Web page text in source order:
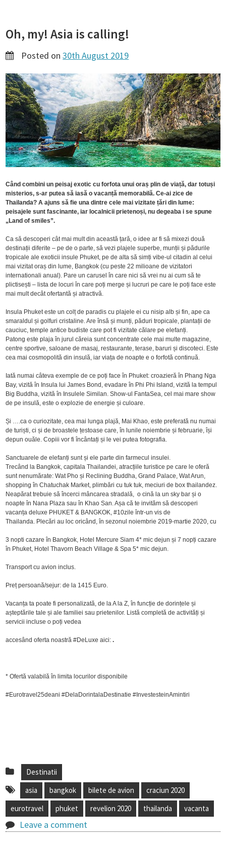
Oh, my! Asia is calling!
Posted on30th August 2019
Când combini un peisaj exotic cu forfota unui oraș plin de viață, dar totuși
misterios, s-ar putea să iasă o vacanță memorabilă. Ce-ai zice de
Thailanda? A ajuns să fie una dintre cele mai vizitate țări din lume:
peisajele sunt fascinante, iar localnicii prietenoși, nu degeaba i se spune
„Land of smiles”.
Ca să descoperi cât mai mult din această țară, o idee ar fi să mixezi două
destinații diferite – pe de o parte, să vezi plajele superbe, munții și pădurile
tropicale ale exoticii insule Phuket, pe de alta să simți vibe-ul citadin al celui
mai vizitat oraș din lume, Bangkok (cu peste 22 milioane de vizitatori
internationali anual). Pare un carusel în care nici să vrei nu ai cum să te
plictisești – lista de locuri în care poți merge și lucruri pe care le poți face este
mai mult decât ofertantă și atractivă.
Insula Phuket este un colț de paradis cu plajele ei cu nisip alb și fin, ape ca
smaraldul și golfuri cristaline. Are însă și munți, păduri tropicale, plantații de
cauciuc, temple antice budiste care pot fi vizitate călare pe elefanți.
Patong este plaja în jurul căreia sunt concentrate cele mai multe magazine,
centre sportive, saloane de masaj, restaurante, terase, baruri și discoteci. Este
cea mai cosmopolită din insulă, iar viața de noapte e o forfotă continuă.
Iată numai câteva exemple de ce poți face în Phuket: croazieră în Phang Nga
Bay, vizită în Insula lui James Bond, evadare în Phi Phi Island, vizită la tempul
Big Buddha, vizită în Insulele Similan. Show-ul FantaSea, cel mai mare show
de pe insulă, este o explozie de energie și culoare.
Și ….ca o curiozitate, cea mai lunga plajă, Mai Khao, este preferată nu numai
de turiști, ci și de broastele țestoase care, în lunile noiembrie și februarie, își
depun ouăle. Copiii vor fi încântați și le vei putea fotografia.
Sanctuarele de elefanți sunt și ele parte din farmecul insulei.
Trecând la Bangkok, capitala Thailandei, atracțiile turistice pe care le oferă
sunt nenumărate: Wat Pho și Reclining Buddha, Grand Palace, Wat Arun,
shopping în Chatuchak Market, plimbări cu tuk tuk, meciuri de box thailandez.
Neapărat trebuie să încerci mâncarea stradală, o cină la un sky bar și o
noapte în Nana Plaza sau în Khao San. Așa că te invităm să descoperi
vacanța deluxe PHUKET & BANGKOK, #10zile într-un vis de
Thailanda. Plecări au loc oricând, în sezonul noiembrie 2019-martie 2020, cu
3 nopti cazare în Bangkok, Hotel Mercure Siam 4* mic dejun și 7 nopți cazare
în Phuket, Hotel Thavorn Beach Village & Spa 5* mic dejun.
Transport cu avion inclus.
Preț persoană/sejur: de la 1415 Euro.
Vacanța ta poate fi personalizată, de la A la Z, în funcție de dorințele și
așteptările tale și ale familiei sau prietenilor. Listă completă de activități și
servicii incluse o poți vedea
accesând oferta noastră #DeLuxe aici:.
* Ofertă valabilă în limita locurilor disponibile
#Eurotravel25deani #DelaDorintalaDestinatie #InvestesteinAmintiri
Destinatii
asia
bangkok bilete de avion
craciun 2020
eurotravel
phuket revelion 2020 thailanda vacanta
Leave a comment